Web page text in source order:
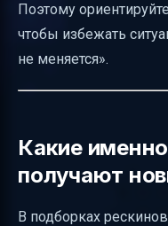
Поэтому
чтобы избежать
не меняется».
Какие
получают
В подборках